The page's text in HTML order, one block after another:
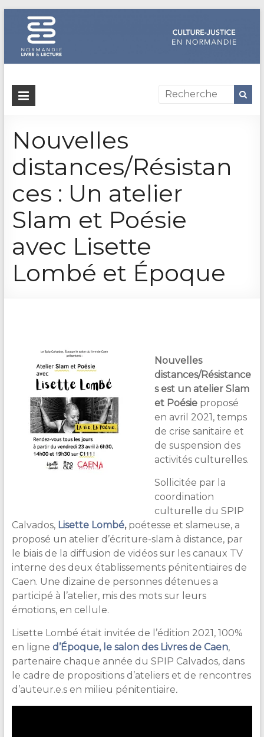
Dispositif
justice
en
Normandie
Un
site
de
Normandie
Livre
Lecture
Nouvelles
distances/Résistan
ces : Un atelier
Slam et Poésie
avec Lisette
Lombé et Époque
Nouvelles
distances/Résistance
s est un atelier Slam
et Poésieproposé
en avril 2021, temps
de crise sanitaire et
de suspension des
activités culturelles.
Sollicitée par la
coordination
culturelle du SPIP
Calvados, Lisette Lombé,poétesse et slameuse, a
proposé un atelier d’écriture-slam à distance, par
le biais de la diffusion de vidéos sur les canaux TV
interne des deux établissements pénitentiaires de
Caen. Une dizaine de personnes détenues a
participé à l’atelier, mis des mots sur leurs
émotions, en cellule.
Lisette Lombé était invitée de l’édition 2021, 100%
en ligne d’Époque, le salon des Livres de Caen,
partenaire chaque année du SPIP Calvados, dans
le cadre de propositions d’ateliers et de rencontres
d’auteur.e.s en milieu pénitentiaire.